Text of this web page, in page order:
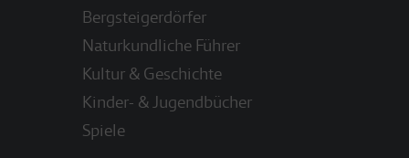
Bergsteigerdörfer
Naturkundliche Führer
Kultur & Geschichte
Kinder- & Jugendbücher
Spiele